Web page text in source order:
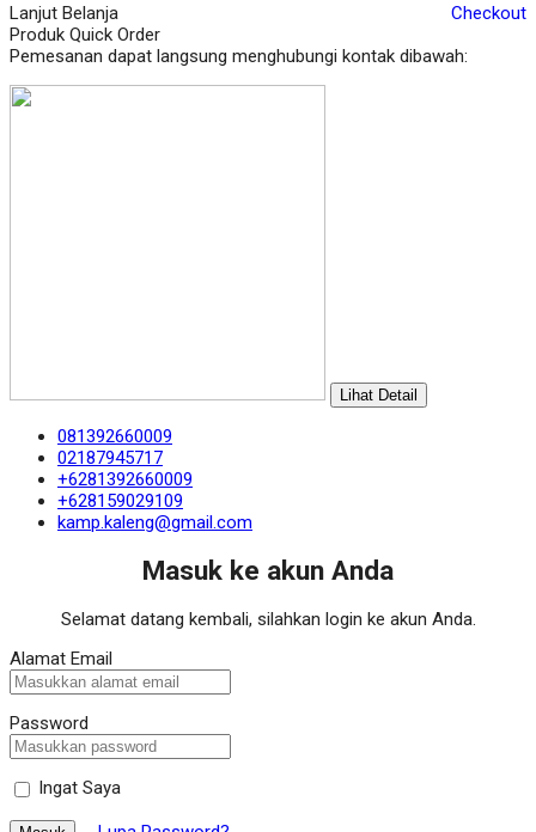
Lanjut Belanja
Checkout
Produk Quick Order
Pemesanan dapat langsung menghubungi kontak dibawah:
Lihat Detail
081392660009
02187945717
+6281392660009
+628159029109
kamp.kaleng@gmail.com
Masuk ke akun Anda
Selamat datang kembali, silahkan login ke akun Anda.
Alamat Email
Password
Ingat Saya